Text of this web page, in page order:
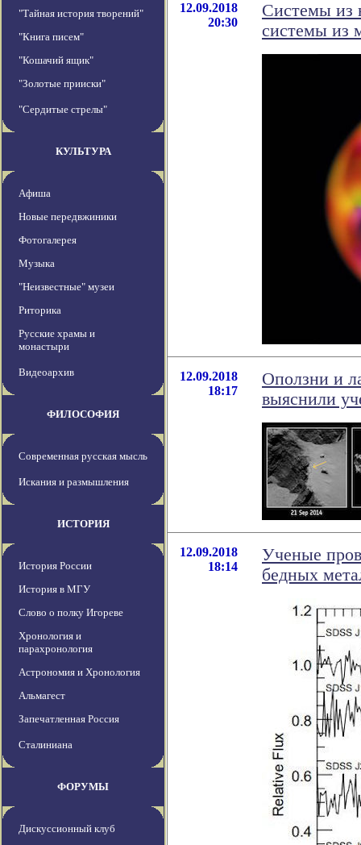
"Тайная история творений"
"Книга писем"
"Кошачий ящик"
"Золотые прииски"
"Сердитые стрелы"
КУЛЬТУРА
Афиша
Новые передвжиники
Фотогалерея
Музыка
"Неизвестные" музеи
Риторика
Русские храмы и
монастыри
Видеоархив
ФИЛОСОФИЯ
Современная русская мысль
Искания и размышления
ИСТОРИЯ
История России
История в МГУ
Слово о полку Игореве
Хронология и
парахронология
Астрономия и Хронология
Альмагест
Запечатленная Россия
Сталиниана
ФОРУМЫ
Дискуссионный клуб
12.09.2018
20:30
Системы из
системы из
12.09.2018
18:17
Оползни и
выяснили
12.09.2018
18:14
Ученые
бедных